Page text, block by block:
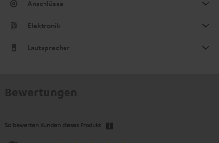
Anschlüsse
Elektronik
Lautsprecher
So bewerten Kunden dieses Produkt